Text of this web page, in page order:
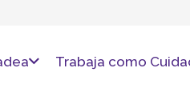
Trabaja como